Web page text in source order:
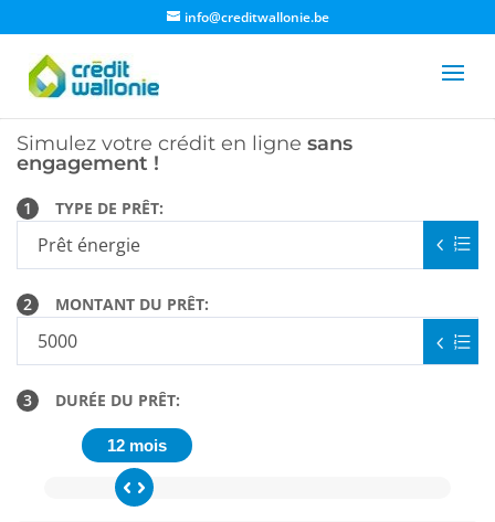
info@creditwallonie.be
Simulez votre crédit en ligne sans
engagement !
1 TYPE DE PRÊT:
2 MONTANT DU PRÊT:
3 DURÉE DU PRÊT:
12 mois